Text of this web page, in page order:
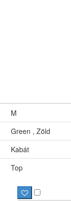
M
Green , Zöld
Kabát
Top